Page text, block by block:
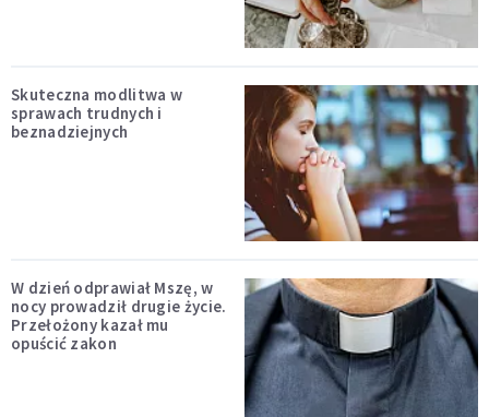
Skuteczna modlitwa w
sprawach trudnych i
beznadziejnych
W dzień odprawiał Mszę, w
nocy prowadził drugie życie.
Przełożony kazał mu
opuścić zakon